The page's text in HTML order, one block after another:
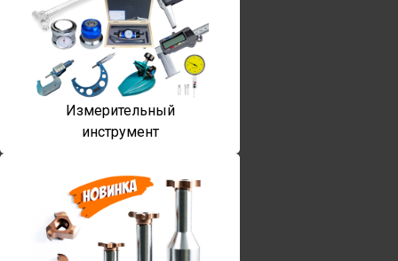
Измерительный
инструмент